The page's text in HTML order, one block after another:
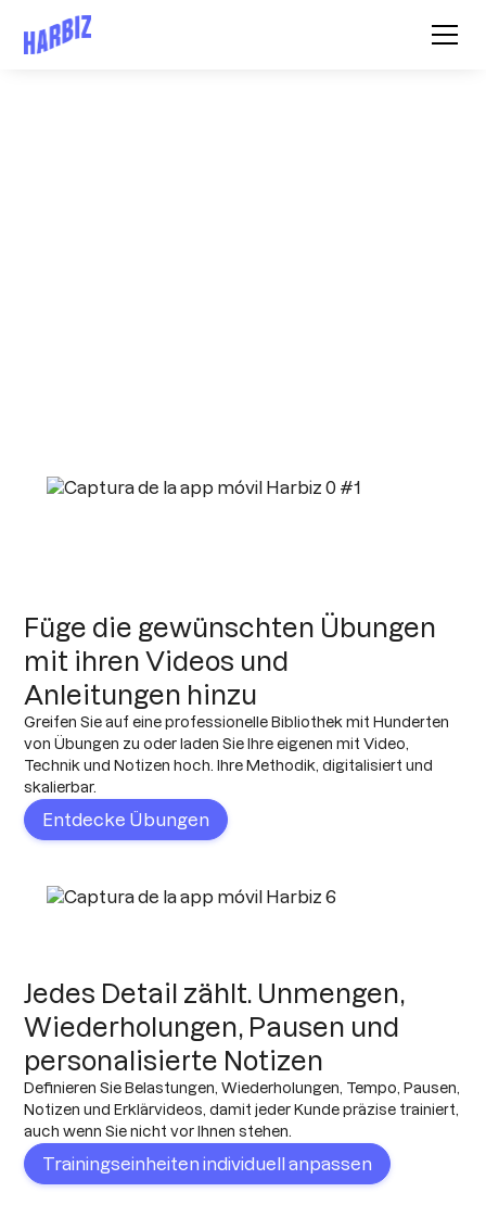
Füge die gewünschten Übungen
mit ihren Videos und
Anleitungen hinzu
Greifen Sie auf eine professionelle Bibliothek mit Hunderten
von Übungen zu oder laden Sie Ihre eigenen mit Video,
Technik und Notizen hoch. Ihre Methodik, digitalisiert und
skalierbar.
Entdecke Übungen
Jedes Detail zählt. Unmengen,
Wiederholungen, Pausen und
personalisierte Notizen
Definieren Sie Belastungen, Wiederholungen, Tempo, Pausen,
Notizen und Erklärvideos, damit jeder Kunde präzise trainiert,
auch wenn Sie nicht vor Ihnen stehen.
Trainingseinheiten individuell anpassen